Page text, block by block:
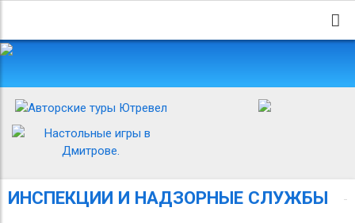
ИНСПЕКЦИИ И НАДЗОРНЫЕ СЛУЖБЫ